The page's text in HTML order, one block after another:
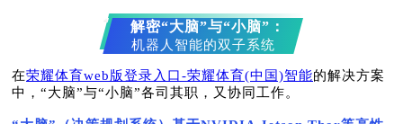
解密“大脑”与“小脑”：
机器人智能的双子系统
在荣耀体育web版登录入口-荣耀体育(中国)智能的解决方案
中，“大脑”与“小脑”各司其职，又协同工作。